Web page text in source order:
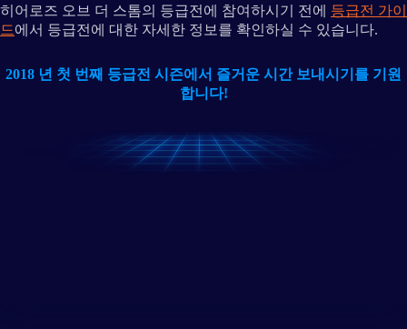
히어로즈 오브 더 스톰의 등급전에 참여하시기 전에 등급전 가이
드에서 등급전에 대한 자세한 정보를 확인하실 수 있습니다.
2018 년 첫 번째 등급전 시즌에서 즐거운 시간 보내시기를 기원
합니다!